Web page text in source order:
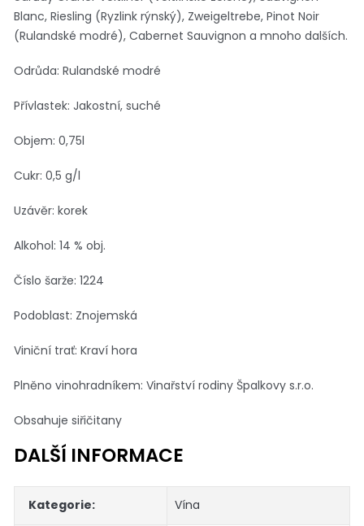
Blanc, Riesling (Ryzlink rýnský), Zweigeltrebe, Pinot Noir
(Rulandské modré), Cabernet Sauvignon a mnoho dalších.
Odrůda: Rulandské modré
Přívlastek: Jakostní, suché
Objem: 0,75l
Cukr: 0,5 g/l
Uzávěr: korek
Alkohol: 14 % obj.
Číslo šarže: 1224
Podoblast: Znojemská
Viniční trať: Kraví hora
Plněno vinohradníkem: Vinařství rodiny Špalkovy s.r.o.
Obsahuje siřičitany
DALŠÍ INFORMACE
Kategorie: Vína